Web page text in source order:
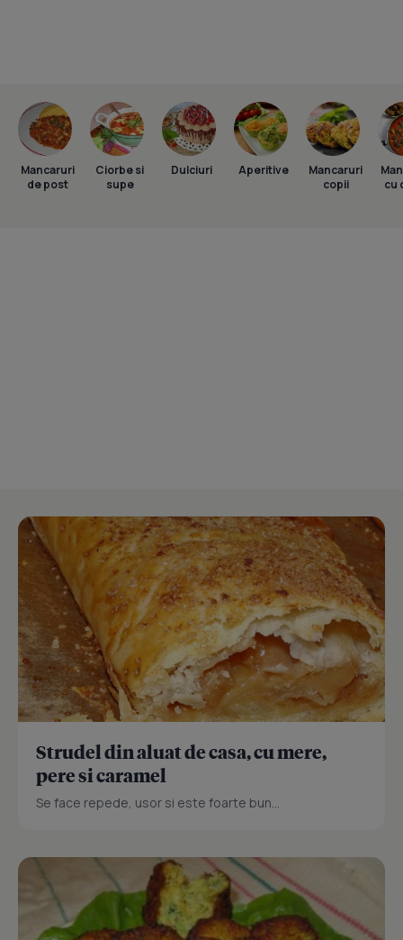
Mancaruri
de post
Ciorbe si
supe
Dulciuri Aperitive
Mancaruri
copii
cu
Strudel din aluat de casa, cu mere,
pere si caramel
Se face repede, usor si este foarte bun...